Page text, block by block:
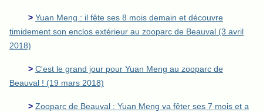
> Yuan Meng : il fête ses 8 mois demain et découvre
timidement son enclos extérieur au zooparc de Beauval (3 avril
2018)
> C'est le grand jour pour Yuan Meng au zooparc de
Beauval ! (19 mars 2018)
> Zooparc de Beauval : Yuan Meng va fêter ses 7 mois et a